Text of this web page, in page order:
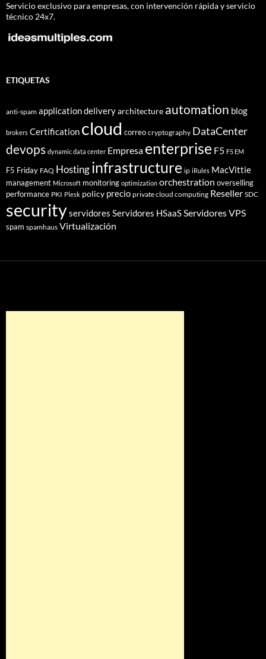
Servicio exclusivo para empresas, con intervención rápida y servicio
técnico 24x7.
ETIQUETAS
anti-spam application deliveryarchitecture automation blog
brokers Certification cloud correo cryptography DataCenter
devops dynamic data center Empresa enterprise F5 F5 EM
F5 Friday FAQ Hostinginfrastructure ip iRules MacVittie
management Microsoft monitoring optimization orchestration overselling
performance PKI Plesk policy precio private cloud computing Reseller SDC
securityservidores Servidores HSaaSServidores VPS
spam spamhaus Virtualización